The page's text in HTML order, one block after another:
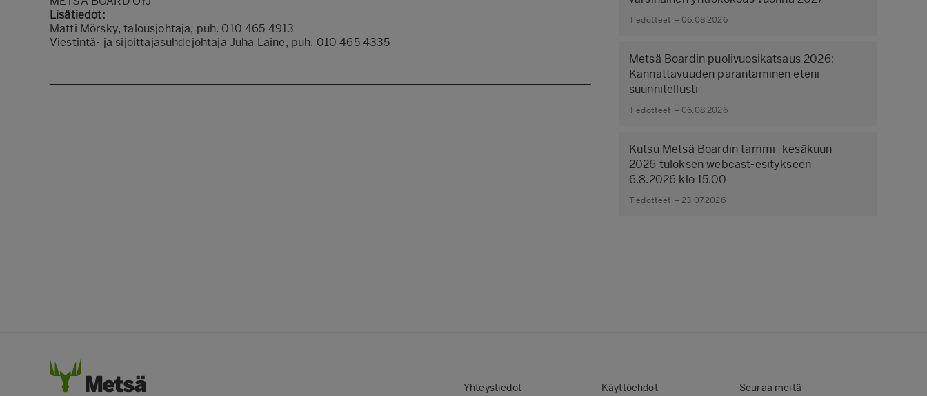
Lisätiedot:
Matti Mörsky, talousjohtaja, puh. 010 465 4913
Viestintä- ja sijoittajasuhdejohtaja Juha Laine, puh. 010 465 4335
Tiedotteet – 06.08.2026
Metsä Boardin puolivuosikatsaus 2026:
Kannattavuuden parantaminen eteni
suunnitellusti
Tiedotteet – 06.08.2026
Kutsu Metsä Boardin tammi–kesäkuun
2026 tuloksen webcast-esitykseen
6.8.2026 klo 15.00
Tiedotteet – 23.07.2026
Yhteystiedot Käyttöehdot Seuraa meitä